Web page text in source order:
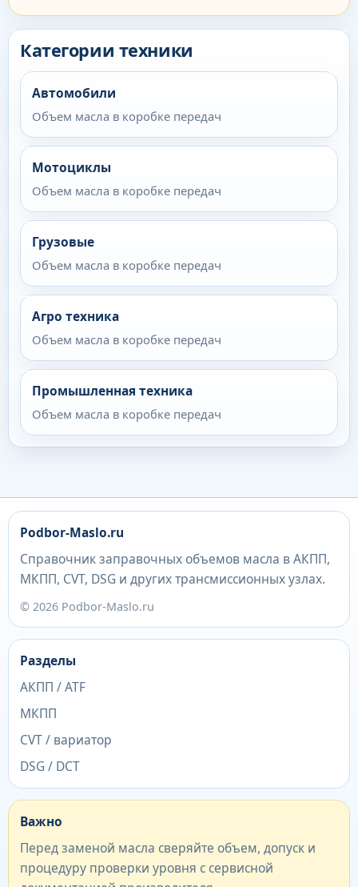
Категории техники
Автомобили
Объем масла в коробке передач
Мотоциклы
Объем масла в коробке передач
Грузовые
Объем масла в коробке передач
Агро техника
Объем масла в коробке передач
Промышленная техника
Объем масла в коробке передач
Podbor-Maslo.ru
Справочник заправочных объемов масла в АКПП,
МКПП, CVT, DSG и других трансмиссионных узлах.
© 2026 Podbor-Maslo.ru
Разделы
АКПП / ATF
МКПП
CVT / вариатор
DSG / DCT
Важно
Перед заменой масла сверяйте объем, допуск и
процедуру проверки уровня с сервисной